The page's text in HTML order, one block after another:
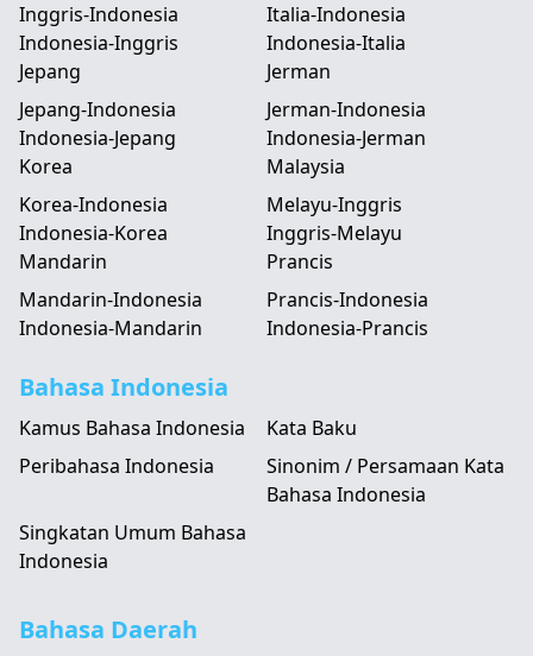
Inggris-Indonesia
Indonesia-Inggris
Italia-Indonesia
Indonesia-Italia
Jepang
Jepang-Indonesia
Indonesia-Jepang
Jerman
Jerman-Indonesia
Indonesia-Jerman
Korea
Korea-Indonesia
Indonesia-Korea
Malaysia
Melayu-Inggris
Inggris-Melayu
Mandarin
Mandarin-Indonesia
Indonesia-Mandarin
Prancis
Prancis-Indonesia
Indonesia-Prancis
Bahasa Indonesia
Kamus Bahasa Indonesia
Kata Baku
Peribahasa Indonesia
Sinonim / Persamaan Kata
Bahasa Indonesia
Singkatan Umum Bahasa
Indonesia
Bahasa Daerah